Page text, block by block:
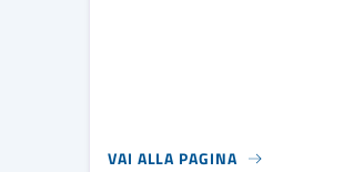
VAI ALLA PAGINA